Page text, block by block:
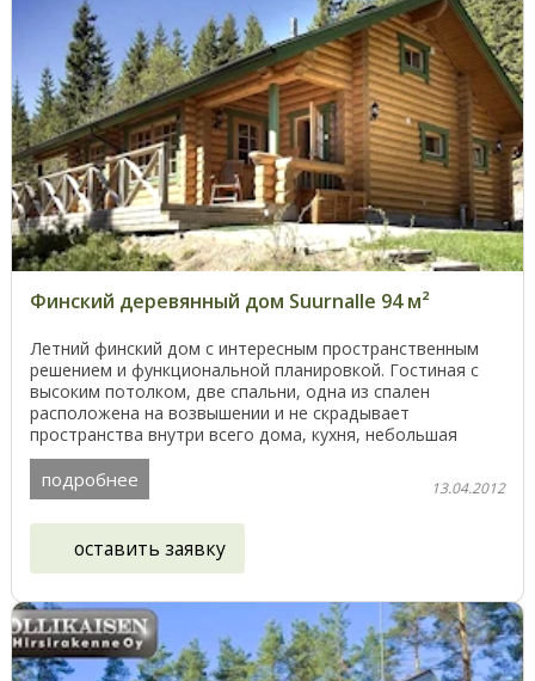
Финский деревянный дом Suurnalle 94 м²
Летний финский дом с интересным пространственным
решением и функциональной планировкой. Гостиная с
высоким потолком, две спальни, одна из спален
расположена на возвышении и не скрадывает
пространства внутри всего дома, кухня, небольшая
летняя ...
подробнее 13.04.2012
оставить заявку